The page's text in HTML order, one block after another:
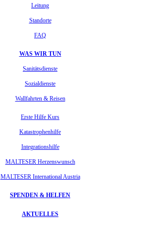
Leitung
Standorte
FAQ
WAS WIR TUN
Sanitätsdienste
Sozialdienste
Wallfahrten & Reisen
Erste Hilfe Kurs
Katastrophenhilfe
Integrationshilfe
MALTESER Herzenswunsch
MALTESER International Austria
SPENDEN & HELFEN
AKTUELLES